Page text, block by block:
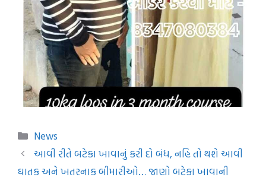
Categories
News
આવી રીતે બટેકા ખાવાનું કરી દો બંધ, નહિ તો થશે આવી
ઘાતક અને ખતરનાક બીમારીઓ… જાણો બટેકા ખાવાની